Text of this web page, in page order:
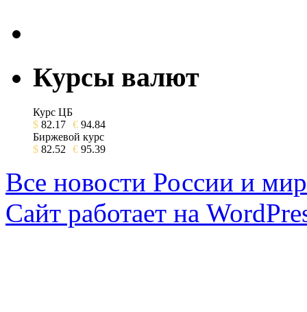
Курсы валют
Курс ЦБ
$ 82.17 € 94.84
Биржевой курс
$ 82.52 € 95.39
Все новости России и
Сайт работает на